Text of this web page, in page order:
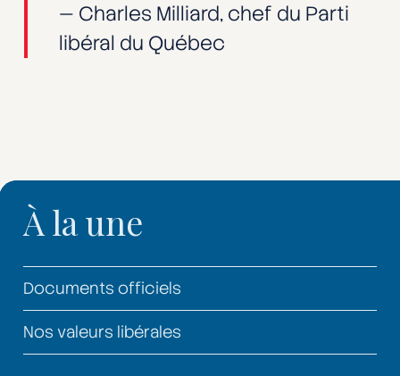
— Charles Milliard, chef du Parti
libéral du Québec
À la une
Documents officiels
Nos valeurs libérales